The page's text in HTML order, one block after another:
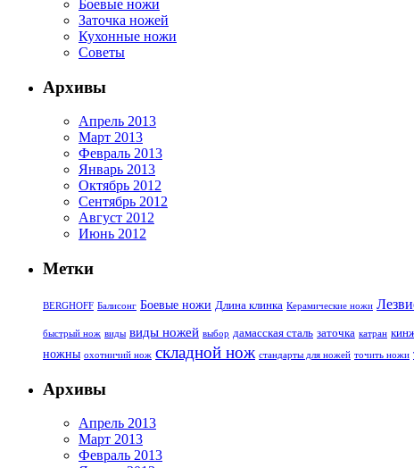
Боевые ножи
Заточка ножей
Кухонные ножи
Советы
Архивы
Апрель 2013
Март 2013
Февраль 2013
Январь 2013
Октябрь 2012
Сентябрь 2012
Август 2012
Июнь 2012
Метки
BERGHOFF Балисонг Боевые ножи Длина клинка Керамические ножи
быстрый нож виды виды ножей выбор дамасская сталь заточка катран
ножны охотничий нож складной нож стандарты для ножей точить ножи
Архивы
Апрель 2013
Март 2013
Февраль 2013